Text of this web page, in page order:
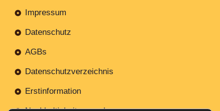
Impressum
Datenschutz
AGBs
Datenschutzverzeichnis
Erstinformation